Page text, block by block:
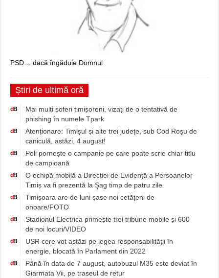
PSD… dacă îngăduie Domnul
Știri de ultimă oră
d B
Mai mulți șoferi timișoreni, vizați de o tentativă de
phishing în numele Tpark
d B
Atenționare: Timișul și alte trei județe, sub Cod Roșu de
caniculă, astăzi, 4 august!
d B
Poli pornește o campanie pe care poate scrie chiar titlu
de campioană
d B
O echipă mobilă a Direcției de Evidență a Persoanelor
Timiș va fi prezentă la Şag timp de patru zile
d B
Timișoara are de luni șase noi cetățeni de
onoare/FOTO
d B
Stadionul Electrica primește trei tribune mobile și 600
de noi locuri/VIDEO
d B
USR cere vot astăzi pe legea responsabilității în
energie, blocată în Parlament din 2022
d B
Până în data de 7 august, autobuzul M35 este deviat în
Giarmata Vii, pe traseul de retur